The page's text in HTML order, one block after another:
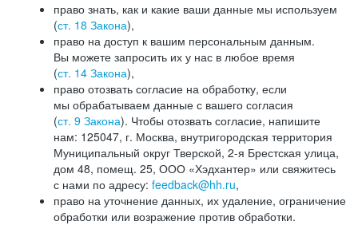
право знать, как и какие ваши данные мы используем
(ст. 18 Закона),
право на доступ к вашим персональным данным.
Вы можете запросить их у нас в любое время
(ст. 14 Закона),
право отозвать согласие на обработку, если
мы обрабатываем данные с вашего согласия
(ст. 9 Закона). Чтобы отозвать согласие, напишите
нам: 125047, г. Москва, внутригородская территория
Муниципальный округ Тверской, 2-я Брестская улица,
дом 48, помещ. 25, ООО «Хэдхантер» или свяжитесь
с нами по адресу: feedback@hh.ru,
право на уточнение данных, их удаление, ограничение
обработки или возражение против обработки.